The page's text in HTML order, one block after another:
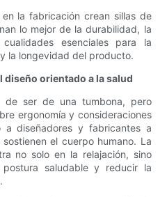
la fabricación crean sillas de
lo mejor de la durabilidad, la
esenciales para la
la longevidad del producto.
diseño orientado a la salud
ser de una tumbona, pero
ergonomía y consideraciones
a diseñadores y fabricantes a
el cuerpo humano. La
no solo en la relajación, sino
saludable y reducir la